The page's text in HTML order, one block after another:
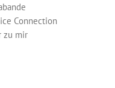
Connection
zu mir